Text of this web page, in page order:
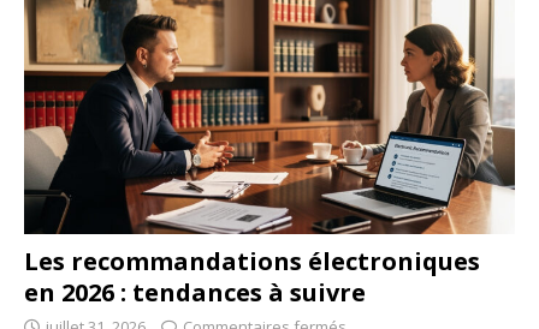
Les recommandations électroniques
en 2026 : tendances à suivre